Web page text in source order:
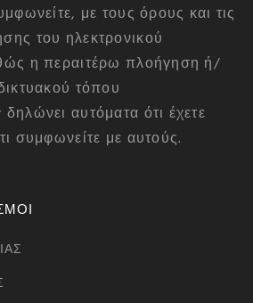
με τους όρους και τις
του ηλεκτρονικού
η περαιτέρω πλοήγηση ή/
τόπου
αυτόματα ότι έχετε
συμφωνείτε με αυτούς.